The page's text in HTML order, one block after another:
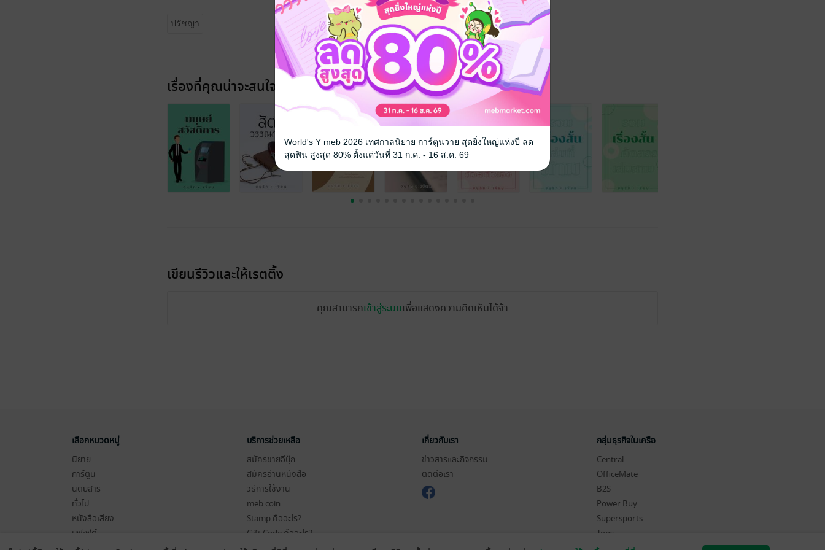
ปรัชญา
เรื่องที่คุณน่าจะสนใจ
เขียนรีวิวและให้เรตติ้ง
คุณสามารถเข้าสู่ระบบเพื่อแสดงความคิดเห็นได้จ้า
เลือกหมวดหมู่
นิยาย
การ์ตูน
นิตยสาร
ทั่วไป
หนังสือเสียง
บุฟเฟต์
บริการช่วยเหลือ
สมัครขายอีบุ๊ก
สมัครอ่านหนังสือ
วิธีการใช้งาน
meb coin
Stamp คืออะไร?
Gift Code คืออะไร?
เกี่ยวกับเรา
ข่าวสารและกิจกรรม
ติดต่อเรา
กลุ่มธุรกิจในเครือ
Central
OfficeMate
B2S
Power Buy
Supersports
Tops
World's Y meb 2026 เทศกาลนิยาย การ์ตูนวาย สุดยิ่งใหญ่แห่งปี ลด
สุดฟิน สูงสุด 80% ตั้งแต่วันที่ 31 ก.ค. - 16 ส.ค. 69